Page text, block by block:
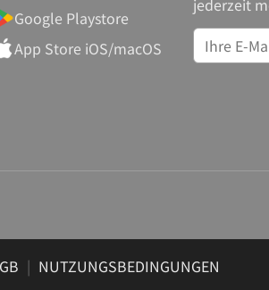
Google Playstore
App Store iOS/macOS
| NUTZUNGSBEDINGUNGEN